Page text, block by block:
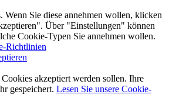
Wenn Sie diese annehmen wollen, klicken
Über "Einstellungen" können
Cookie-Typen Sie annehmen wollen.
Richtlinien
akzeptiert werden sollen. Ihre
gespeichert. Lesen Sie unsere Cookie-